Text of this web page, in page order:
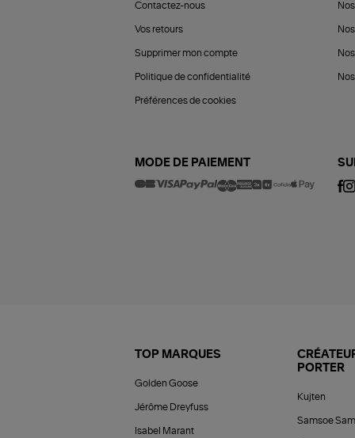
Contactez-nous
Vos retours
Supprimer mon compte
Politique de confidentialité
Préférences de cookies
MODE DE PAIEMENT
TOP MARQUES
Golden Goose
Jérôme Dreyfuss
Isabel Marant
PORTER
Kujten
Samsoe